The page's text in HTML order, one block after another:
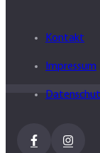
Kontakt
Impressum